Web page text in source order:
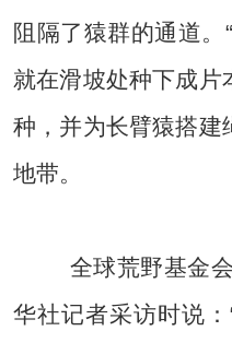
阻隔了猿群的通道。
就在滑坡处种下成片
种，并为长臂猿搭建
地带。
全球荒野基金会
华社记者采访时说：